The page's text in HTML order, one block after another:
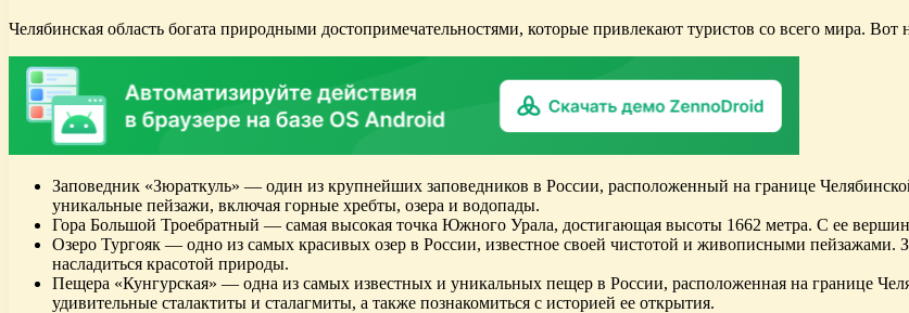
Челябинская область богата природными достопримечательностями, которые привлекают туристов со всего мира. Вот
Заповедник «Зюраткуль» — один из крупнейших заповедников в России, расположенный на границе
уникальные пейзажи, включая горные хребты, озера и водопады.
Гора Большой Троебратный — самая высокая точка Южного Урала, достигающая высоты 1662 метра. С ее
Озеро Тургояк — одно из самых красивых озер в России, известное своей чистотой и живописными пейзажами.
насладиться красотой природы.
Пещера «Кунгурская» — одна из самых известных и уникальных пещер в России, расположенная на границе
удивительные сталактиты и сталагмиты, а также познакомиться с историей ее открытия.